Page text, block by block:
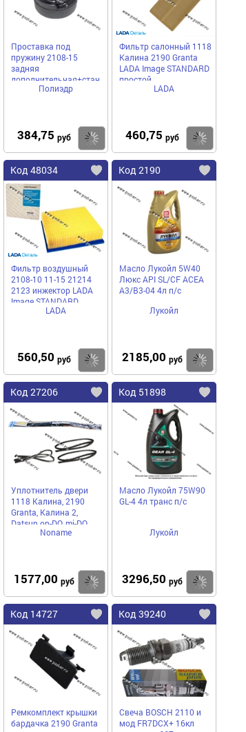
Проставка под
пружину 2108-15
задняя
дополнительная+стандартная
монолит Полиэдр
Полиэдр
384,75 руб Купить
Фильтр салонный 1118
Калина 2190 Granta
LADA Image STANDARD
простой
LADA
460,75 руб
Код 48034
Фильтр воздушный
2108-10 11-15 21214
2123 инжектор LADA
Image STANDARD
LADA
560,50 руб Купить
Код 2190
Масло Лукойл 5W40
Люкс API SL/CF ACEA
A3/B3-04 4л п/с
Лукойл
2185,00 руб
Код 27206
Уплотнитель двери
1118 Калина, 2190
Granta, Калина 2,
Datsun on-DO, mi-DO
нижний (порога)
Noname
1577,00 руб Купить
Код 51898
Масло Лукойл 75W90
GL-4 4л транс п/с
Лукойл
3296,50 руб
Код 14727
Ремкомплект крышки
бардачка 2190 Granta
Код 39240
Свеча BOSCH 2110 и
мод FR7DCX+ 16кл